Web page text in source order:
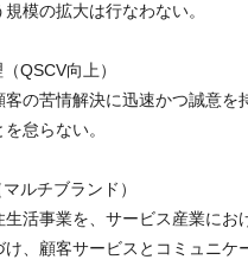
模の拡大は行なわない。
QSCV向上）
客の苦情解決に迅速かつ誠意を
怠らない。
ルチブランド）
生活事業を、サービス産業にお
け、顧客サービスとコミュニケ